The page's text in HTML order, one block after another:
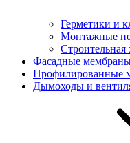
Герметики и
Монтажные
Строительная
Фасадные
Профилированные
Дымоходы и